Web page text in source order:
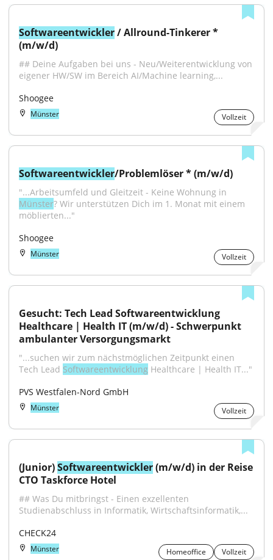
Softwareentwickler / Allround-Tinkerer *
(m/w/d)
## Deine Aufgaben bei uns - Neu/Weiterentwicklung von
eigener HW/SW im Bereich AI/Machine learning,...
Shoogee
Münster Vollzeit
Softwareentwickler/Problemlöser * (m/w/d)
Münster? Wir unterstützen Dich im 1. Monat mit einem
möblierten..."
Shoogee
Münster Vollzeit
Gesucht: Tech Lead Softwareentwicklung
Healthcare | Health IT (m/w/d) - Schwerpunkt
ambulanter Versorgungsmarkt
"...suchen wir zum nächstmöglichen Zeitpunkt einen
Tech Lead Softwareentwicklung Healthcare | Health IT..."
PVS Westfalen-Nord GmbH
Münster Vollzeit
(Junior) Softwareentwickler (m/w/d) in der Reise
CTO Taskforce Hotel
## Was Du mitbringst - Einen exzellenten
Studienabschluss in Informatik, Wirtschaftsinformatik,...
CHECK24
Münster Homeoffice Vollzeit